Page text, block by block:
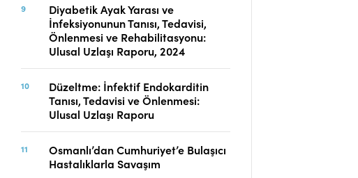
Diyabetik Ayak Yarası ve
İnfeksiyonunun Tanısı, Tedavisi,
Önlenmesi ve Rehabilitasyonu:
Ulusal Uzlaşı Raporu, 2024
Düzeltme: İnfektif Endokarditin
Tanısı, Tedavisi ve Önlenmesi:
Ulusal Uzlaşı Raporu
Osmanlı’dan Cumhuriyet’e Bulaşıcı
Hastalıklarla Savaşım